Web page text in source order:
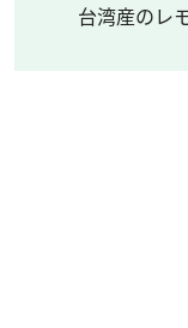
台湾産のレ